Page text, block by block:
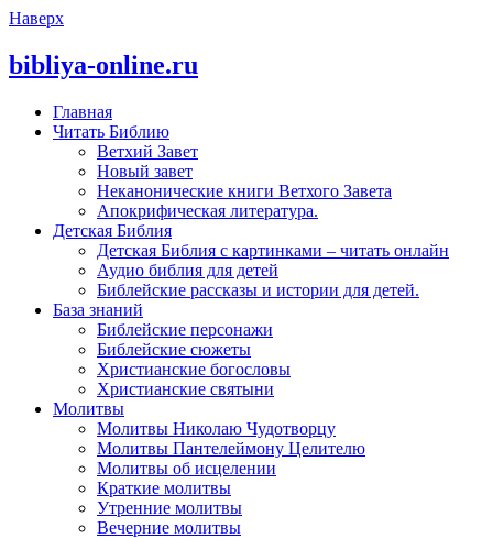
Наверх
bibliya-online.ru
Главная
Читать Библию
Ветхий Завет
Новый завет
Неканонические книги Ветхого Завета
Апокрифическая литература.
Детская Библия
Детская Библия с картинками – читать онлайн
Аудио библия для детей
Библейские рассказы и истории для детей.
База знаний
Библейские персонажи
Библейские сюжеты
Христианские богословы
Христианские святыни
Молитвы
Молитвы Николаю Чудотворцу
Молитвы Пантелеймону Целителю
Молитвы об исцелении
Краткие молитвы
Утренние молитвы
Вечерние молитвы